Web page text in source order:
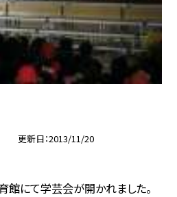
更新日 2013/11/20
館にて学芸会が開かれました。